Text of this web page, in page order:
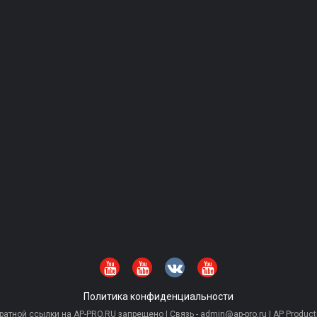
Политика конфиденциальности
ссылки на AP-PRO.RU запрещено | Связь - admin@ap-pro.ru | AP